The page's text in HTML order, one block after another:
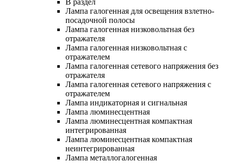
Лампа галогенная для освещения взлетно-
посадочной полосы
Лампа галогенная низковольтная без
отражателя
Лампа галогенная низковольтная с
отражателем
Лампа галогенная сетевого напряжения без
отражателя
Лампа галогенная сетевого напряжения с
отражателем
Лампа индикаторная и сигнальная
Лампа люминесцентная
Лампа люминесцентная компактная
интегрированная
Лампа люминесцентная компактная
неинтегрированная
Лампа металлогалогенная